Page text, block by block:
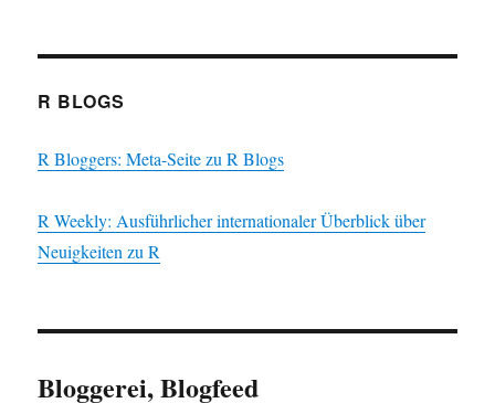
R BLOGS
R Bloggers: Meta-Seite zu R Blogs
R Weekly: Ausführlicher internationaler Überblick über
Neuigkeiten zu R
Bloggerei, Blogfeed